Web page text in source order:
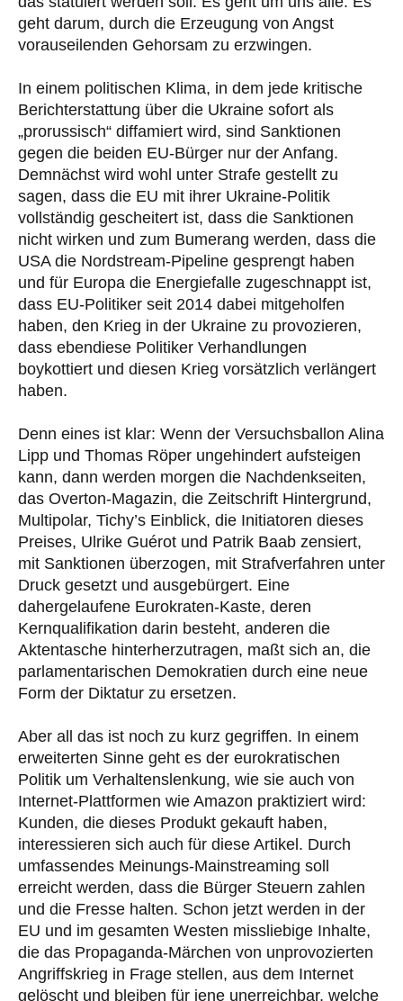
geht darum, durch die Erzeugung von Angst
vorauseilenden Gehorsam zu erzwingen.
In einem politischen Klima, in dem jede kritische
Berichterstattung über die Ukraine sofort als
„prorussisch“ diffamiert wird, sind Sanktionen
gegen die beiden EU-Bürger nur der Anfang.
Demnächst wird wohl unter Strafe gestellt zu
sagen, dass die EU mit ihrer Ukraine-Politik
vollständig gescheitert ist, dass die Sanktionen
nicht wirken und zum Bumerang werden, dass die
USA die Nordstream-Pipeline gesprengt haben
und für Europa die Energiefalle zugeschnappt ist,
dass EU-Politiker seit 2014 dabei mitgeholfen
haben, den Krieg in der Ukraine zu provozieren,
dass ebendiese Politiker Verhandlungen
boykottiert und diesen Krieg vorsätzlich verlängert
haben.
Denn eines ist klar: Wenn der Versuchsballon Alina
Lipp und Thomas Röper ungehindert aufsteigen
kann, dann werden morgen die Nachdenkseiten,
das Overton-Magazin, die Zeitschrift Hintergrund,
Multipolar, Tichy’s Einblick, die Initiatoren dieses
Preises, Ulrike Guérot und Patrik Baab zensiert,
mit Sanktionen überzogen, mit Strafverfahren unter
Druck gesetzt und ausgebürgert. Eine
dahergelaufene Eurokraten-Kaste, deren
Kernqualifikation darin besteht, anderen die
Aktentasche hinterherzutragen, maßt sich an, die
parlamentarischen Demokratien durch eine neue
Form der Diktatur zu ersetzen.
Aber all das ist noch zu kurz gegriffen. In einem
erweiterten Sinne geht es der eurokratischen
Politik um Verhaltenslenkung, wie sie auch von
Internet-Plattformen wie Amazon praktiziert wird:
Kunden, die dieses Produkt gekauft haben,
interessieren sich auch für diese Artikel. Durch
umfassendes Meinungs-Mainstreaming soll
erreicht werden, dass die Bürger Steuern zahlen
und die Fresse halten. Schon jetzt werden in der
EU und im gesamten Westen missliebige Inhalte,
die das Propaganda-Märchen von unprovozierten
Angriffskrieg in Frage stellen, aus dem Internet
gelöscht und bleiben für jene unerreichbar, welche